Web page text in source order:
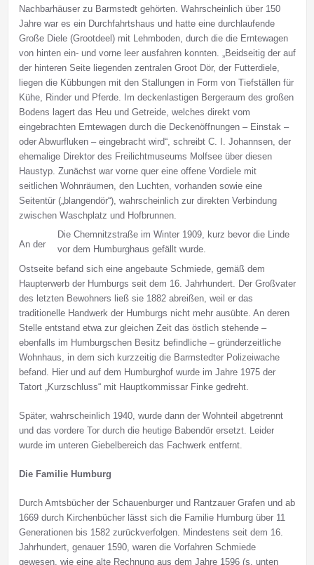
Nachbarhäuser zu Barmstedt gehörten. Wahrscheinlich über 150
Jahre war es ein Durchfahrtshaus und hatte eine durchlaufende
Große Diele (Grootdeel) mit Lehmboden, durch die die Erntewagen
von hinten ein- und vorne leer ausfahren konnten. „Beidseitig der auf
der hinteren Seite liegenden zentralen Groot Dör, der Futterdiele,
liegen die Kübbungen mit den Stallungen in Form von Tiefställen für
Kühe, Rinder und Pferde. Im deckenlastigen Bergeraum des großen
Bodens lagert das Heu und Getreide, welches direkt vom
eingebrachten Erntewagen durch die Deckenöffnungen – Einstak –
oder Abwurfluken – eingebracht wird“, schreibt C. I. Johannsen, der
ehemalige Direktor des Freilichtmuseums Molfsee über diesen
Haustyp. Zunächst war vorne quer eine offene Vordiele mit
seitlichen Wohnräumen, den Luchten, vorhanden sowie eine
Seitentür („blangendör“), wahrscheinlich zur direkten Verbindung
zwischen Waschplatz und Hofbrunnen.
Die Chemnitzstraße im Winter 1909, kurz bevor die Linde
vor dem Humburghaus gefällt wurde.
An der
Ostseite befand sich eine angebaute Schmiede, gemäß dem
Haupterwerb der Humburgs seit dem 16. Jahrhundert. Der Großvater
des letzten Bewohners ließ sie 1882 abreißen, weil er das
traditionelle Handwerk der Humburgs nicht mehr ausübte. An deren
Stelle entstand etwa zur gleichen Zeit das östlich stehende –
ebenfalls im Humburgschen Besitz befindliche – gründerzeitliche
Wohnhaus, in dem sich kurzzeitig die Barmstedter Polizeiwache
befand. Hier und auf dem Humburghof wurde im Jahre 1975 der
Tatort „Kurzschluss“ mit Hauptkommissar Finke gedreht.
Später, wahrscheinlich 1940, wurde dann der Wohnteil abgetrennt
und das vordere Tor durch die heutige Babendör ersetzt. Leider
wurde im unteren Giebelbereich das Fachwerk entfernt.
Die Familie Humburg
Durch Amtsbücher der Schauenburger und Rantzauer Grafen und ab
1669 durch Kirchenbücher lässt sich die Familie Humburg über 11
Generationen bis 1582 zurückverfolgen. Mindestens seit dem 16.
Jahrhundert, genauer 1590, waren die Vorfahren Schmiede
gewesen, wie eine alte Rechnung aus dem Jahre 1596 (s. unten